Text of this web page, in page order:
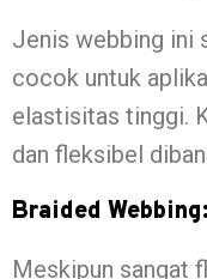
Jenis webbing ini
cocok untuk
elastisitas tinggi.
dan fleksibel
Braided Webbing:
Meskipun sangat